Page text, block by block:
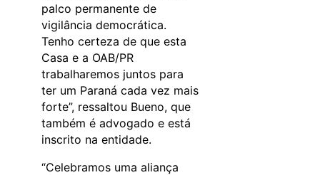
palco permanente de
vigilância democrática.
Tenho certeza de que esta
Casa e a OAB/PR
trabalharemos juntos para
ter um Paraná cada vez mais
forte”, ressaltou Bueno, que
também é advogado e está
inscrito na entidade.
“Celebramos uma aliança